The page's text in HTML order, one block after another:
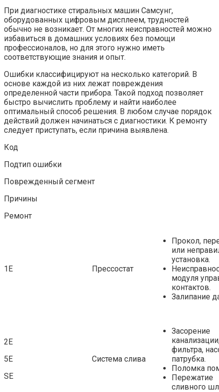
При диагностике стиральных машин Самсунг,
оборудованных цифровым дисплеем, трудностей
обычно не возникает. От многих неисправностей можно
избавиться в домашних условиях без помощи
профессионалов, но для этого нужно иметь
соответствующие знания и опыт.
Ошибки классифицируют на несколько категорий. В
основе каждой из них лежат повреждения
определенной части прибора. Такой подход позволяет
быстро вычислить проблему и найти наиболее
оптимальный способ решения. В любом случае порядок
действий должен начинаться с диагностики. К ремонту
следует приступать, если причина выявлена.
Код
Подтип ошибки
Поврежденный сегмент
Причины
Ремонт
1Е Прессостат
Прокол,
или
установка.
модуля
контактов.
Залипание
2Е
5Е
SE
Система слива
Засорение
фильтра,
патрубка.
Поломка
Пережатие
сливного